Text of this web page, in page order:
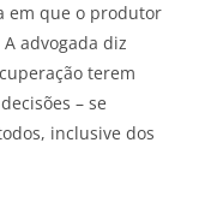
em que o produtor
advogada diz
terem
– se
inclusive dos